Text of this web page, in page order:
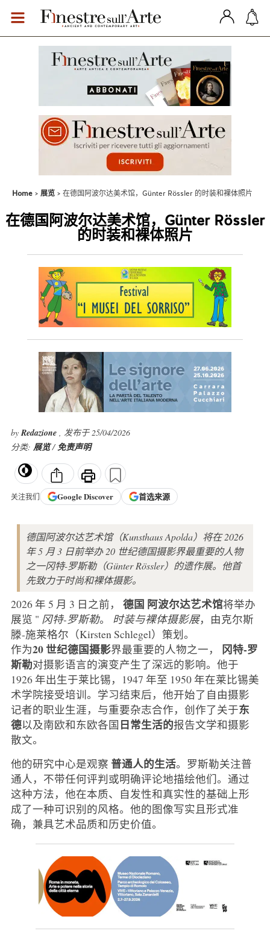
Home 展览 在德国阿波尔达美术馆，Günter Rössler 的时装和裸体照片
在德国阿波尔达美术馆，Günter Rössler
的时装和裸体照片
byRedazione , 发布于 25/04/2026
分类: 展览/免责声明
关注我们 GoogleDiscover 首选来源
德国阿波尔达艺术馆（Kunsthaus Apolda）将在 2026
年 5 月 3 日前举办 20 世纪德国摄影界最重要的人物
之一冈特-罗斯勒（Günter Rössler）的遗作展。他首
先致力于时尚和裸体摄影。
2026 年 5 月 3 日之前， 德国 阿波尔达艺术馆将举办
展览 " 冈特-罗斯勒。 时装与裸体摄影展，由克尔斯
滕-施莱格尔（Kirsten Schlegel）策划。
作为20 世纪德国摄影界最重要的人物之一，
冈特-罗
斯勒对摄影语言的演变产生了深远的影响。他于
1926 年出生于莱比锡，1947 年至 1950 年在莱比锡美
术学院接受培训。学习结束后，他开始了自由摄影
记者的职业生涯，与重要杂志合作，创作了关于东
德以及南欧和东欧各国 日常生活的报告文学和摄影
散文。
他的研究中心是观察 普通人的生活。罗斯勒关注普
通人，不带任何评判或明确评论地描绘他们。通过
这种方法，他在本质、自发性和真实性的基础上形
成了一种可识别的风格。他的图像写实且形式准
确，兼具艺术品质和历史价值。